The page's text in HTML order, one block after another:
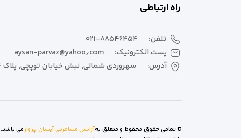
راه ارتباطی
تلفن:
۰۲۱-۸۸۵۴۶۴۵۴
پست الکترونیک:
aysan-parvaz@yahoo٫com
آدرس:
سهروردی شمالی, نبش خیابان توپچی, پلاک ۴۴
© تمامی حقوق محفوظ و متعلق بهآژانس مسافرتی آیسان پروازمی باشد.